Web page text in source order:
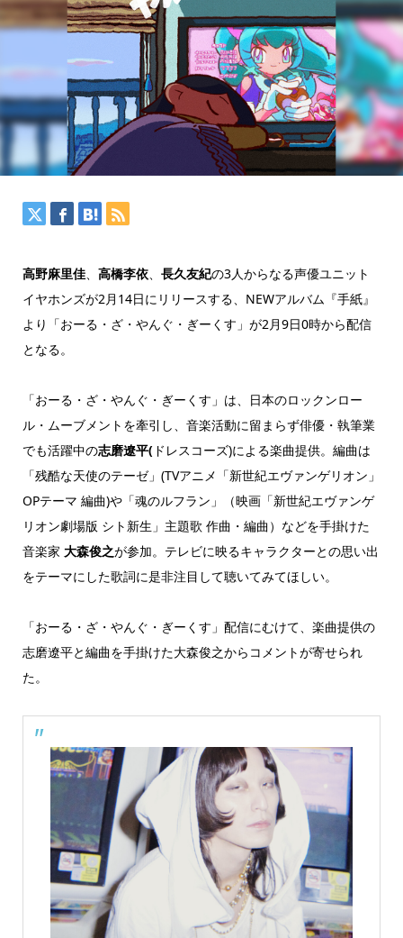
高野麻里佳、 高橋李依、 長久友紀の3人からなる声優ユニット
イヤホンズが2月14日にリリースする、NEWアルバム『手紙』
より「おーる・ざ・やんぐ・ぎーくす」が2月9日0時から配信
となる。
「おーる・ざ・やんぐ・ぎーくす」は、日本のロックンロー
ル・ムーブメントを牽引し、音楽活動に留まらず俳優・執筆業
でも活躍中の志磨遼平( ドレスコーズ)による楽曲提供。編曲は
「残酷な天使のテーゼ」(TVアニメ「新世紀エヴァンゲリオン」
OPテーマ 編曲)や「魂のルフラン」（映画「新世紀エヴァンゲ
リオン劇場版 シト新生」主題歌 作曲・編曲）などを手掛けた
音楽家 大森俊之が参加。テレビに映るキャラクターとの思い出
をテーマにした歌詞に是非注目して聴いてみてほしい。
「おーる・ざ・やんぐ・ぎーくす」配信にむけて、楽曲提供の
志磨遼平と編曲を手掛けた大森俊之からコメントが寄せられ
た。